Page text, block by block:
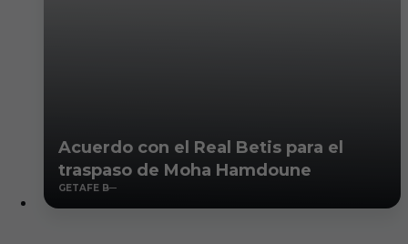
Acuerdo con el Real Betis para el
traspaso de Moha Hamdoune
GETAFE B